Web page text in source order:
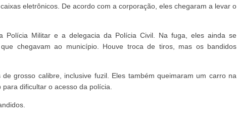
eletrônicos. De acordo com a corporação, eles chegaram a levar o
Polícia Militar e a delegacia da Polícia Civil. Na fuga, eles ainda se
chegavam ao município. Houve troca de tiros, mas os bandidos
grosso calibre, inclusive fuzil. Eles também queimaram um carro na
dificultar o acesso da polícia.